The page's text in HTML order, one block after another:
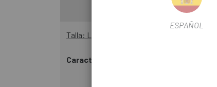
Talla: L (58-61 cm) / M (56-58)
Característiques
ESPAÑOL